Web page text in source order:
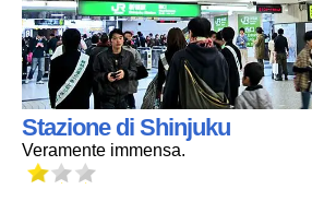
Stazione di Shinjuku
Veramente immensa.